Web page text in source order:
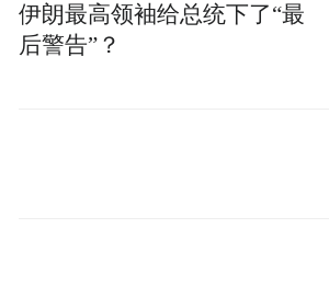
更离谱的是，我自己也中招
帮我搜点资料，丰富一下背景
伊朗最高领袖给总统下了“最
后警告”？